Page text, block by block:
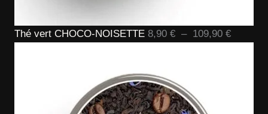
Thé vert CHOCO-NOISETTE 8,90 € – 109,90 €Plage